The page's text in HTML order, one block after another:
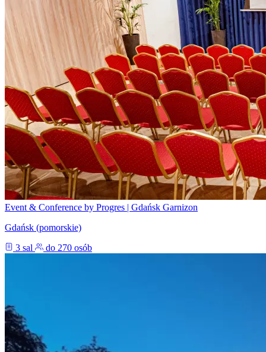
Event & Conference by Progres | Gdańsk Garnizon
Gdańsk (pomorskie)
3 sal
do 270 osób